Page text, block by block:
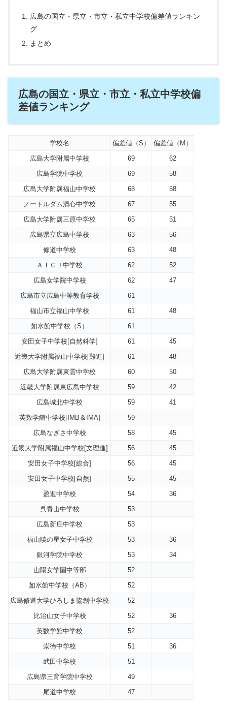
広島の国立・県立・市立・私立中学校偏差値ランキン
グ
まとめ
広島の国立・県立・市立・私立中学校偏
差値ランキング
学校名 偏差値（S）
偏差値（M）
広島大学附属中学校
69
62
広島学院中学校
69
58
広島大学附属福山中学校
68
58
ノートルダム清心中学校
67
55
広島大学附属三原中学校
65
51
広島県立広島中学校
63
56
修道中学校
63
48
ＡＩＣＪ中学校
62
52
広島女学院中学校
62
47
広島市立広島中等教育学校
61
福山市立福山中学校
61
48
如水館中学校（S）
61
安田女子中学校[自然科学]
61
45
近畿大学附属福山中学校[難進]
61
48
広島大学附属東雲中学校
60
50
近畿大学附属東広島中学校
59
42
広島城北中学校
59
41
英数学館中学校[IMB＆IMA]
59
広島なぎさ中学校
58
45
近畿大学附属福山中学校[文理進]
56
45
安田女子中学校[総合]
56
45
安田女子中学校[自然]
55
45
盈進中学校
54
36
呉青山中学校
53
広島新庄中学校
53
福山暁の星女子中学校
53
36
銀河学院中学校
53
34
山陽女学園中等部
52
如水館中学校（AB）
52
広島修道大学ひろしま協創中学校
52
比治山女子中学校
52
36
英数学館中学校
52
崇徳中学校
51
36
武田中学校
51
広島県三育学院中学校
49
尾道中学校
47